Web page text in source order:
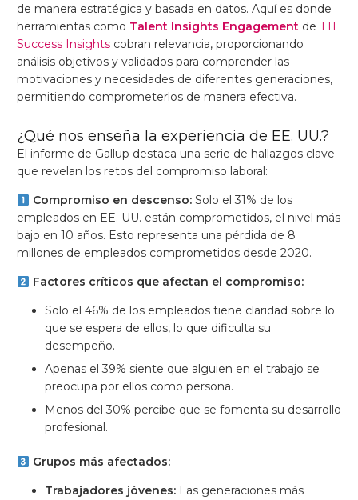
de manera estratégica y basada en datos. Aquí es donde
herramientas como Talent Insights Engagement de TTI
Success Insights cobran relevancia, proporcionando
análisis objetivos y validados para comprender las
motivaciones y necesidades de diferentes generaciones,
permitiendo comprometerlos de manera efectiva.
¿Qué nos enseña la experiencia de EE. UU.?
El informe de Gallup destaca una serie de hallazgos clave
que revelan los retos del compromiso laboral:
Compromiso en descenso: Solo el 31% de los
empleados en EE. UU. están comprometidos, el nivel más
bajo en 10 años. Esto representa una pérdida de 8
millones de empleados comprometidos desde 2020.
Factores críticos que afectan el compromiso:
Solo el 46% de los empleados tiene claridad sobre lo
que se espera de ellos, lo que dificulta su
desempeño.
Apenas el 39% siente que alguien en el trabajo se
preocupa por ellos como persona.
Menos del 30% percibe que se fomenta su desarrollo
profesional.
Grupos más afectados:
Trabajadores jóvenes: Las generaciones más